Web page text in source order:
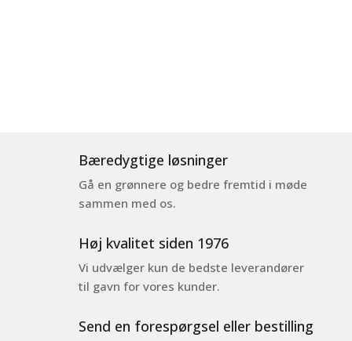
Bæredygtige løsninger
Gå en grønnere og bedre fremtid i møde
sammen med os.
Høj kvalitet siden 1976
Vi udvælger kun de bedste leverandører
til gavn for vores kunder.
Send en forespørgsel eller bestilling